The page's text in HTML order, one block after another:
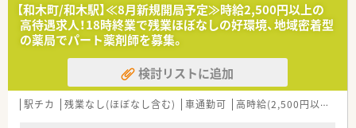
【和木町/和木駅】≪8月新規開局予定≫時給2,500円以上の
高待遇求人！18時終業で残業ほぼなしの好環境、地域密着型
の薬局でパート薬剤師を募集。
検討リストに追加
駅チカ 残業なし(ほぼなし含む) 車通勤可 高時給(2,500円以上)